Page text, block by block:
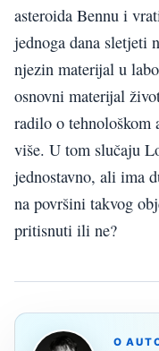
asteroida Bennu i
jednoga dana sletjeti
njezin materijal u
osnovni materijal
radilo o tehnološkom
više. U tom slučaju
jednostavno, ali ima
na površini takvog
pritisnuti ili ne?
O